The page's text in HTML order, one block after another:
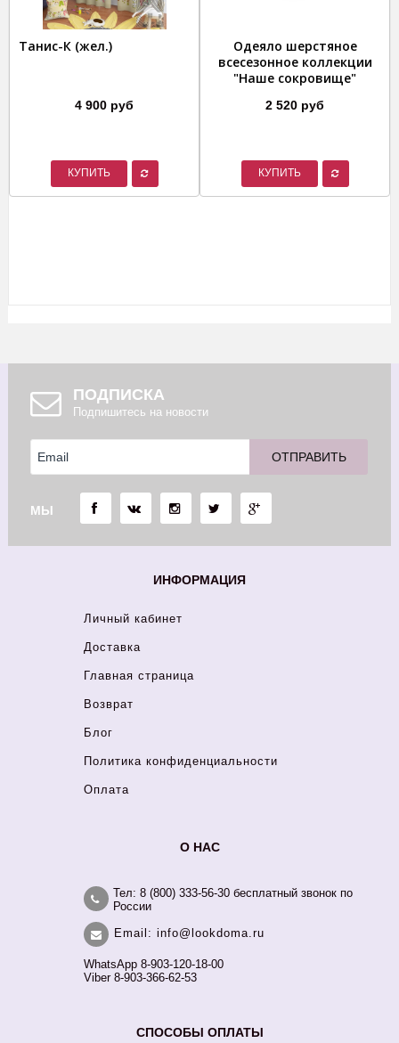
Танис-К (жел.)
4 900 руб
КУПИТЬ
Одеяло шерстяное
всесезонное коллекции
"Наше сокровище"
2 520 руб
КУПИТЬ
ПОДПИСКА
Подпишитесь на новости
МЫ
ИНФОРМАЦИЯ
Личный кабинет
Доставка
Главная страница
Возврат
Блог
Политика конфиденциальности
Оплата
О НАС
Тел: 8 (800) 333-56-30 бесплатный звонок по
России
Email: info@lookdoma.ru
WhatsApp 8-903-120-18-00
Viber 8-903-366-62-53
СПОСОБЫ ОПЛАТЫ